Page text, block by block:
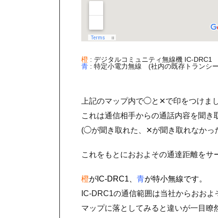
橙 : デジタルコミュニティ無線機 IC-DRC1
青 : 特定小電力無線 (社内の既存トランシ
上記のマップ内で◯と✕で印をつけま
これは通信相手からの通話内容を聞
(◯が聞き取れた、✕が聞き取れなかっ
これをもとにおおよその通達距離を
橙がIC-DRC1、 青が特小無線です。
IC-DRC1の通信範囲は当社からおおよ
マップに落としてみると違いが一目瞭